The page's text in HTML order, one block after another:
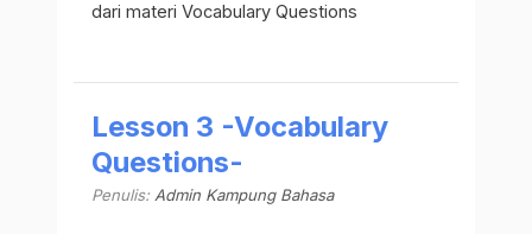
dari materi Vocabulary Questions
Lesson 3 -Vocabulary
Questions-
Penulis: Admin Kampung Bahasa